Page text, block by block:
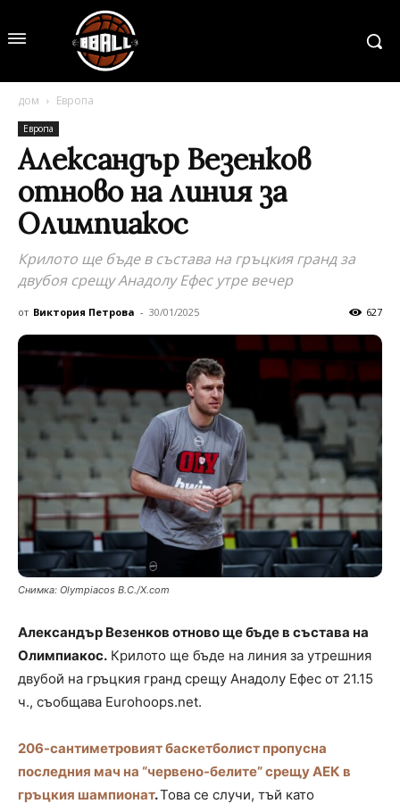
дом Европа
Европа
Александър Везенков
отново на линия за
Олимпиакос
Крилото ще бъде в състава на гръцкия гранд за
двубоя срещу Анадолу Ефес утре вечер
от Виктория Петрова - 30/01/2025 627
Снимка: Olympiacos B.C./X.com
Александър Везенков отново ще бъде в състава на
Олимпиакос. Крилото ще бъде на линия за утрешния
двубой на гръцкия гранд срещу Анадолу Ефес от 21.15
ч., съобщава Eurohoops.net.
206-сантиметровият баскетболист пропусна
последния мач на “червено-белите” срещу АЕК в
гръцкия шампионат.Това се случи, тъй като